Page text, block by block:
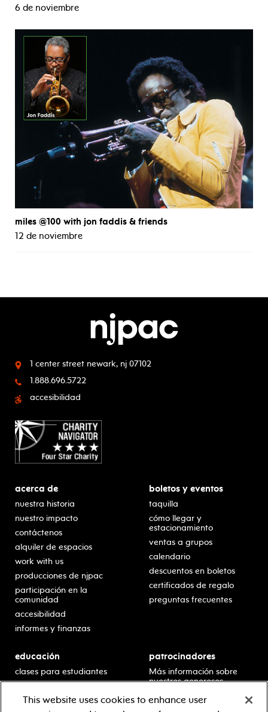
6 de noviembre
miles @100 with jon faddis & friends
12 de noviembre
1 center street newark, nj 07102
1.888.696.5722
accesibilidad
acerca de
nuestra historia
nuestro impacto
contáctenos
alquiler de espacios
work with us
producciones de njpac
participación en la
comunidad
accesibilidad
informes y finanzas
boletos y eventos
taquilla
cómo llegar y
estacionamiento
ventas a grupos
calendario
descuentos en boletos
certificados de regalo
preguntas frecuentes
educación
clases para estudiantes
escolar
patrocinadores
Más información sobre
nuestros generosos
This website uses cookies to enhance user